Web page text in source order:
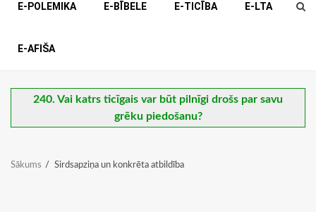
E-POLEMIKA E-BĪBELE E-TICĪBA E-LTA
E-AFIŠA
240. Vai katrs ticīgais var būt pilnīgi drošs par savu
grēku piedošanu?
Sākums Sirdsapziņa un konkrēta atbildība